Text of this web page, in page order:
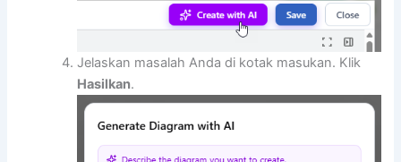
Jelaskan masalah Anda di kotak masukan. Klik
Hasilkan.